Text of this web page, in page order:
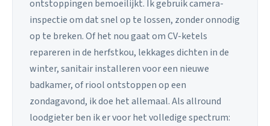
ontstoppingen bemoeilijkt. Ik gebruik camera-
inspectie om dat snel op te lossen, zonder onnodig
op te breken. Of het nou gaat om CV-ketels
repareren in de herfstkou, lekkages dichten in de
winter, sanitair installeren voor een nieuwe
badkamer, of riool ontstoppen op een
zondagavond, ik doe het allemaal. Als allround
loodgieter ben ik er voor het volledige spectrum: